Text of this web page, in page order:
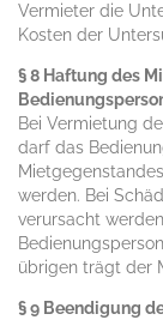
Vermieter die
Kosten der
§ 8 Haftung des
Bei Vermietung
darf das
werden. Bei
verursacht
übrigen trägt der
§ 9 Beendigung